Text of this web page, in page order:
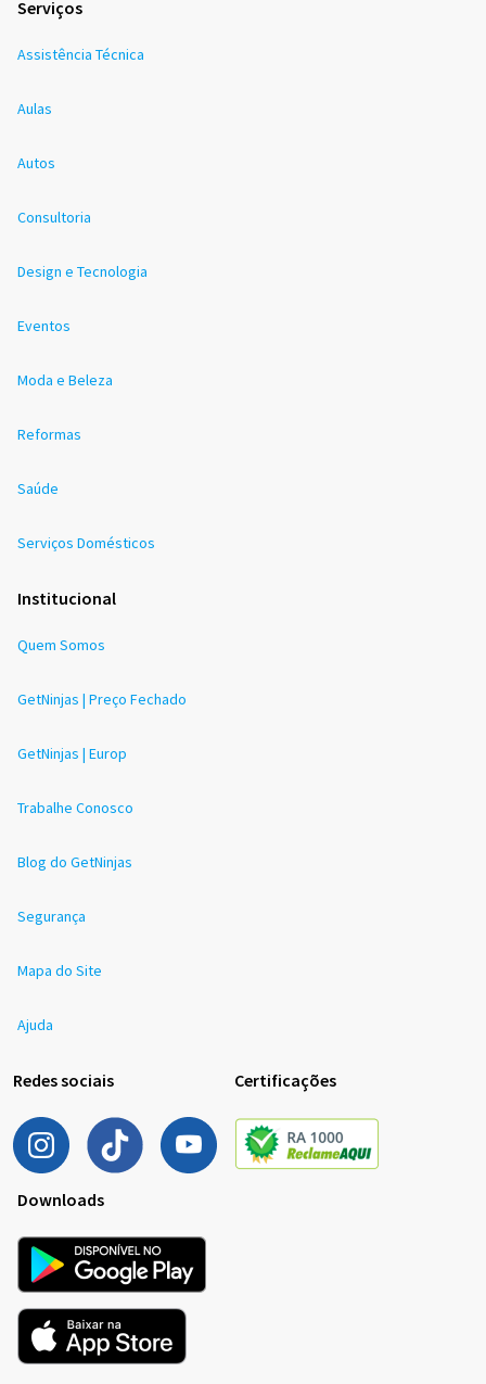
Serviços
Assistência Técnica
Aulas
Autos
Consultoria
Design e Tecnologia
Eventos
Moda e Beleza
Reformas
Saúde
Serviços Domésticos
Institucional
Quem Somos
GetNinjas | Preço Fechado
GetNinjas | Europ
Trabalhe Conosco
Blog do GetNinjas
Segurança
Mapa do Site
Ajuda
Redes sociais Certificações
Downloads